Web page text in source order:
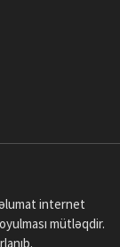
internet
mütləqdir.